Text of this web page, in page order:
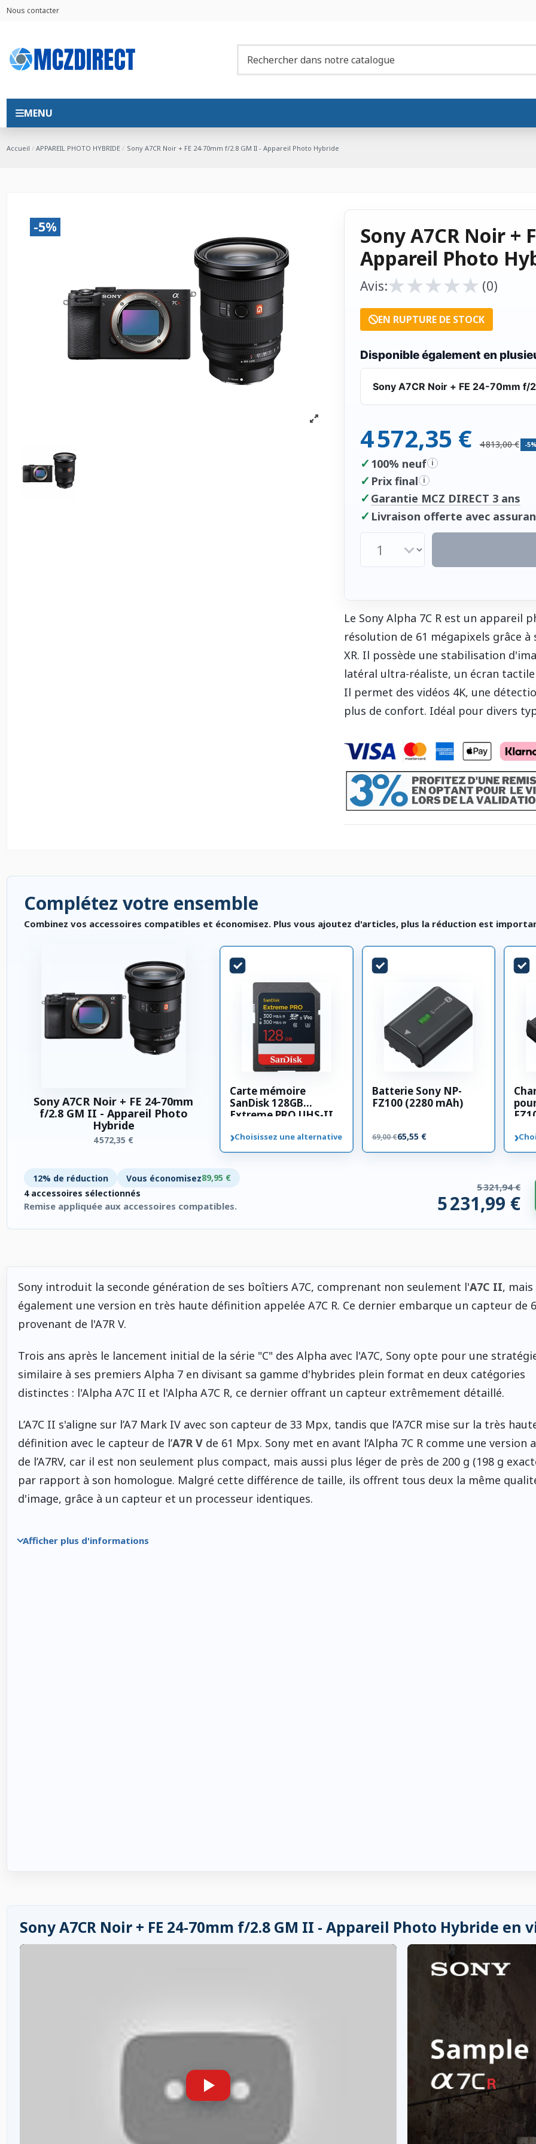
Nous contacter
MENU
Accueil APPAREIL PHOTO HYBRIDE Sony A7CR Noir + FE 24-70mm f/2.8 GM II - Appareil Photo Hybride
-5%
Sony A7CR Noir +
Appareil Photo
Avis:★
★★
★★
★★
★★
★ (0)
EN RUPTURE DE STOCK
Disponible également en
Sony A7CR Noir + FE 24-70mm f/
4 572,35 € 4 813,00 € -
✓ 100% neuf i
✓ Prix final i
✓ Garantie MCZ DIRECT 3 ans
✓ Livraison offerte avec
Le Sony Alpha 7C R est un
résolution de 61 mégapixels grâce
XR. Il possède une stabilisation
latéral ultra-réaliste, un écran
Il permet des vidéos 4K, une
plus de confort. Idéal pour divers
Complétez votre ensemble
Combinez vos accessoires compatibles et économisez. Plus vous ajoutez d'articles, plus la réduction est
Sony A7CR Noir + FE 24-70mm
f/2.8 GM II - Appareil Photo
Hybride
4 572,35 €
Carte mémoire
SanDisk 128GB
Extreme PRO UHS-II
›Choisissez une alternative
Batterie Sony NP-
FZ100 (2280 mAh)
69,00 €65,55 € ›
12% de réduction Vous économisez89,95 €
4 accessoires sélectionnés
Remise appliquée aux accessoires compatibles.
5 321,94 €
5 231,99 €
Sony introduit la seconde génération de ses boîtiers A7C, comprenant non seulement l'A7C II, mais
également une version en très haute définition appelée A7C R. Ce dernier embarque un capteur de
provenant de l'A7R V.
Trois ans après le lancement initial de la série "C" des Alpha avec l'A7C, Sony opte pour une
similaire à ses premiers Alpha 7 en divisant sa gamme d'hybrides plein format en deux catégories
distinctes : l'Alpha A7C II et l'Alpha A7C R, ce dernier offrant un capteur extrêmement détaillé.
L’A7C II s'aligne sur l’A7 Mark IV avec son capteur de 33 Mpx, tandis que l’A7CR mise sur la très
définition avec le capteur de l’A7R Vde 61 Mpx. Sony met en avant l’Alpha 7C R comme une version
de l’A7RV, car il est non seulement plus compact, mais aussi plus léger de près de 200 g (198 g
par rapport à son homologue. Malgré cette différence de taille, ils offrent tous deux la même
d'image, grâce à un capteur et un processeur identiques.
Afficher plus d'informations
Sony A7CR Noir + FE 24-70mm f/2.8 GM II - Appareil Photo Hybride en